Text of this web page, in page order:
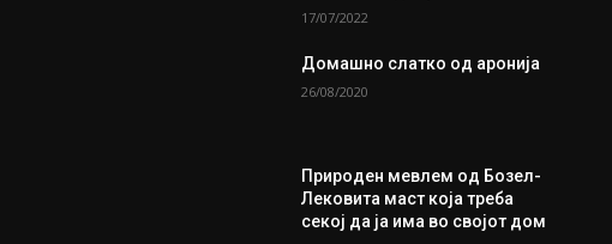
17/07/2022
Домашно слатко од аронија
26/08/2020
Природен мевлем од Бозел-
Лековита маст која треба
секој да ја има во својот дом